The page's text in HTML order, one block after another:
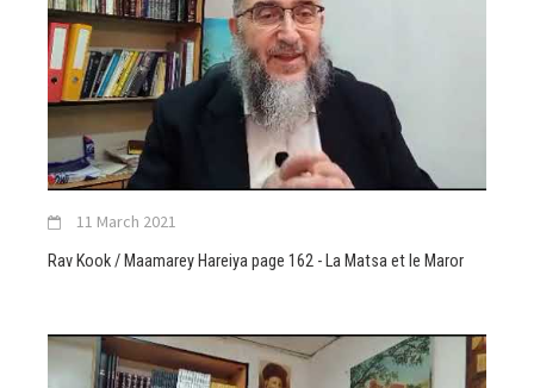
11 March 2021
Rav Kook / Maamarey Hareiya page 162 - La Matsa et le Maror